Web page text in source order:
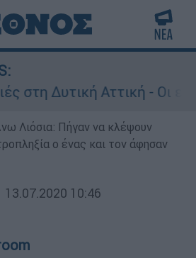
Δυτική Αττική - Οι
Λιόσια: Πήγαν να κλέψουν
ο ένας και τον άφησαν
13.07.2020 10:46